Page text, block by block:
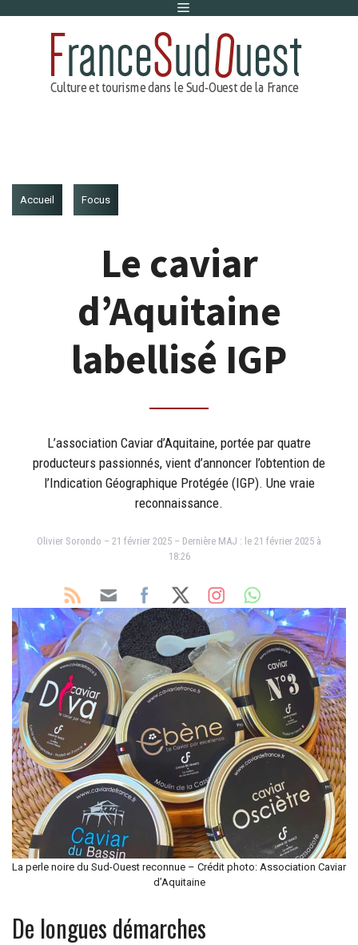
Menu
Accueil Focus
Le caviar
d’Aquitaine
labellisé IGP
L’association Caviar d’Aquitaine, portée par quatre
producteurs passionnés, vient d’annoncer l’obtention de
l’Indication Géographique Protégée (IGP). Une vraie
reconnaissance.
Olivier Sorondo – 21 février 2025 – Dernière MAJ : le 21 février 2025 à
18:26
La perle noire du Sud-Ouest reconnue – Crédit photo: Association Caviar
d’Aquitaine
De longues démarches